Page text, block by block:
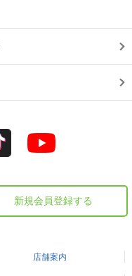
新規会員登録する
店舗案内